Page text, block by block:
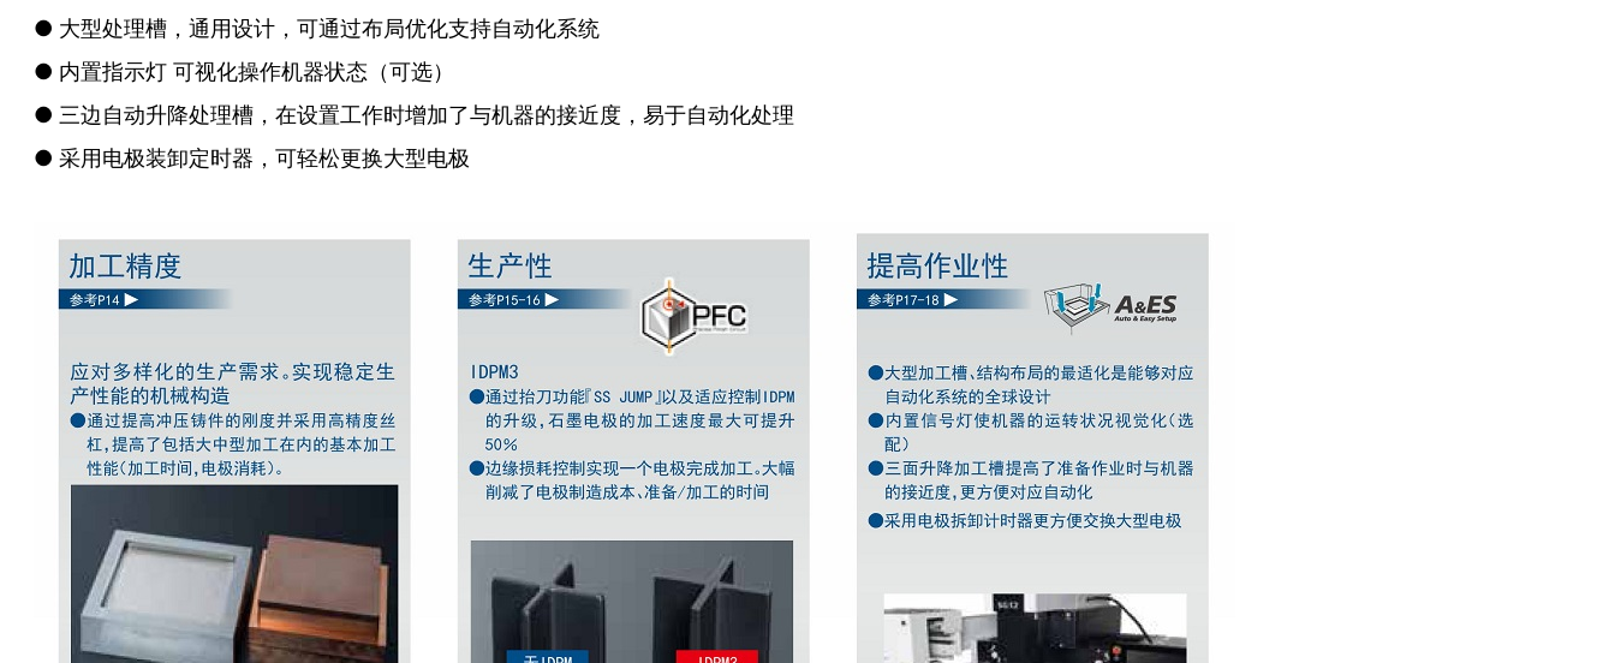
● 大型处理槽，通用设计，可通过布局优化支持自动化系统
● 内置指示灯 可视化操作机器状态（可选）
● 三边自动升降处理槽，在设置工作时增加了与机器的接近度，易于自动化处理
● 采用电极装卸定时器，可轻松更换大型电极